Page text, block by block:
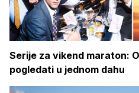
Serije za vikend maraton:
pogledati u jednom dahu